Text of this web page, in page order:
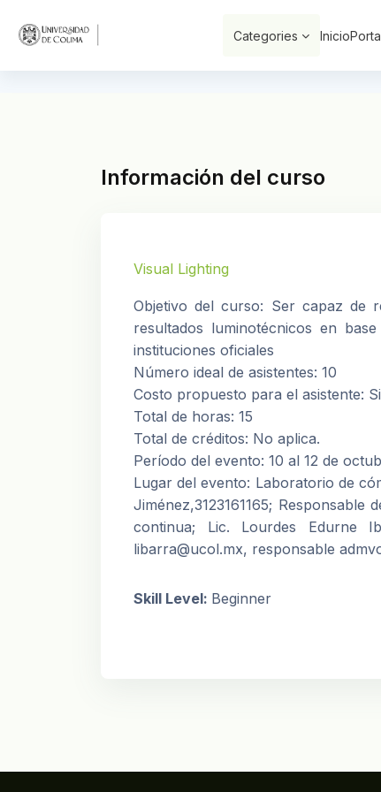
Saltar al contenido principal Categories Inicio
Información del curso
Visual Lighting
Objetivo del curso: Ser capaz de
resultados luminotécnicos en
instituciones oficiales
Número ideal de asistentes: 10
Costo propuesto para el asistente:
Total de horas: 15
Total de créditos: No aplica.
Período del evento: 10 al 12 de
Lugar del evento: Laboratorio de
Jiménez,3123161165;
continua; Lic. Lourdes Edurne
libarra@ucol.mx, responsable
Skill Level: Beginner